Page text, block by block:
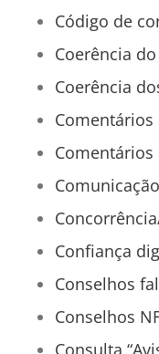
Código de
Coerência do
Coerência
Comentários
Comentários
Confiança
Conselhos
Conselhos
Consulta